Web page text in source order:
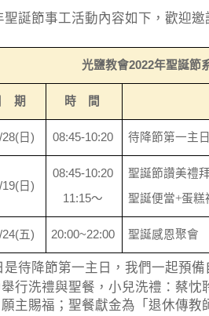
聖誕節事工活動內容如下，歡迎
光鹽教會2022年聖誕節
期 時 間
28(日 ) 08:45-10:20 待降節第一主
19(日 )
08:45-10:20
11:15～
聖誕節讚美禮
聖誕便當+蛋糕
24(五) 20:00~22:00 聖誕感恩聚會
是待降節第一主日，我們一起預
行洗禮與聖餐，小兒洗禮：蔡忱
願主賜福；聖餐獻金為「退休傳教